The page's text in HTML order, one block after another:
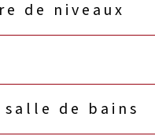
de niveaux
salle de bains